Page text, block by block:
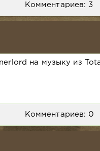
Комментариев: 3
на музыку из
Комментариев: 0